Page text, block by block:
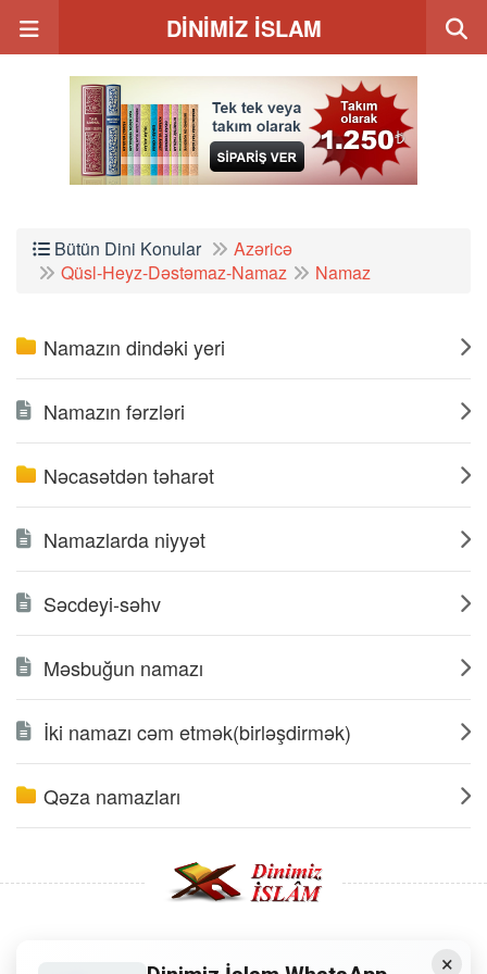
DİNİMİZ İSLAM
Bütün Dini Konular
Azəricə
Qüsl-Heyz-Dəstəmaz-Namaz
Namaz
Namazın dindəki yeri
Namazın fərzləri
Nəcasətdən təharət
Namazlarda niyyət
Səcdeyi-səhv
Məsbuğun namazı
İki namazı cəm etmək(birləşdirmək)
Qəza namazları
×